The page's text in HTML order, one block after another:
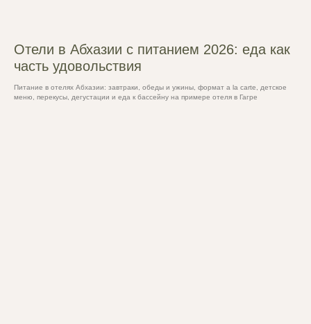
Отели в Абхазии с питанием 2026: еда как
часть удовольствия
Питание в отелях Абхазии: завтраки, обеды и ужины, формат a la carte, детское
меню, перекусы, дегустации и еда к бассейну на примере отеля в Гагре